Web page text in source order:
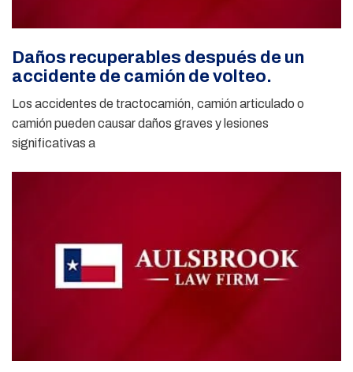
Daños recuperables después de un
accidente de camión de volteo.
Los accidentes de tractocamión, camión articulado o
camión pueden causar daños graves y lesiones
significativas a